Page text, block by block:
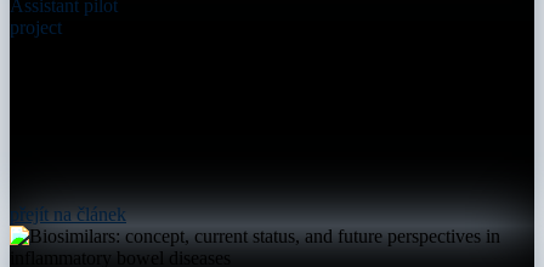
Assistant pilot
project
přejít na článek